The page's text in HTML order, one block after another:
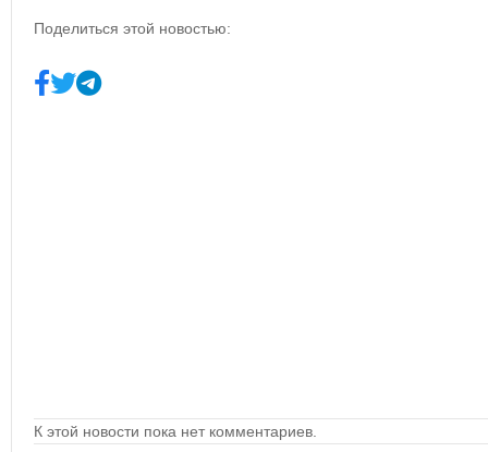
Поделиться этой новостью:
К этой новости пока нет комментариев.